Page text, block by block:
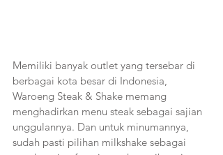
Memiliki banyak outlet yang tersebar di
berbagai kota besar di Indonesia,
Waroeng Steak & Shake memang
menghadirkan menu steak sebagai sajian
unggulannya. Dan untuk minumannya,
sudah pasti pilihan milkshake sebagai